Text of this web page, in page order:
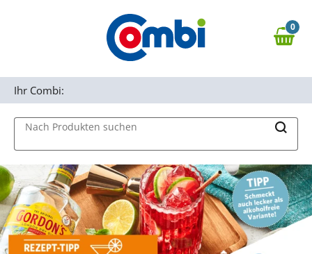
Zur Navigation springen
0,00 €
0
Nach Produkten suchen
Ihr Combi: